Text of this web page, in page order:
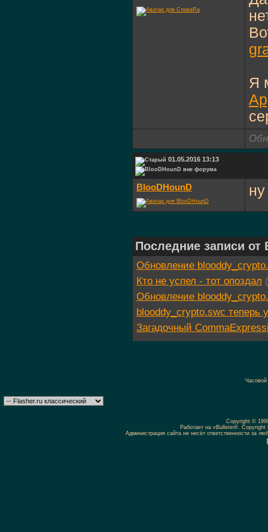
Я
01.05.2016 13:13
BlooDHounD
Последние записи от
Обновление
Кто не успел - тот опоздал
Обновление
blooddy_crypto.swc теперь
Загадочный
Copyright ©
Работает на vBulletin®.
Администрация сайта не несёт ответственности за